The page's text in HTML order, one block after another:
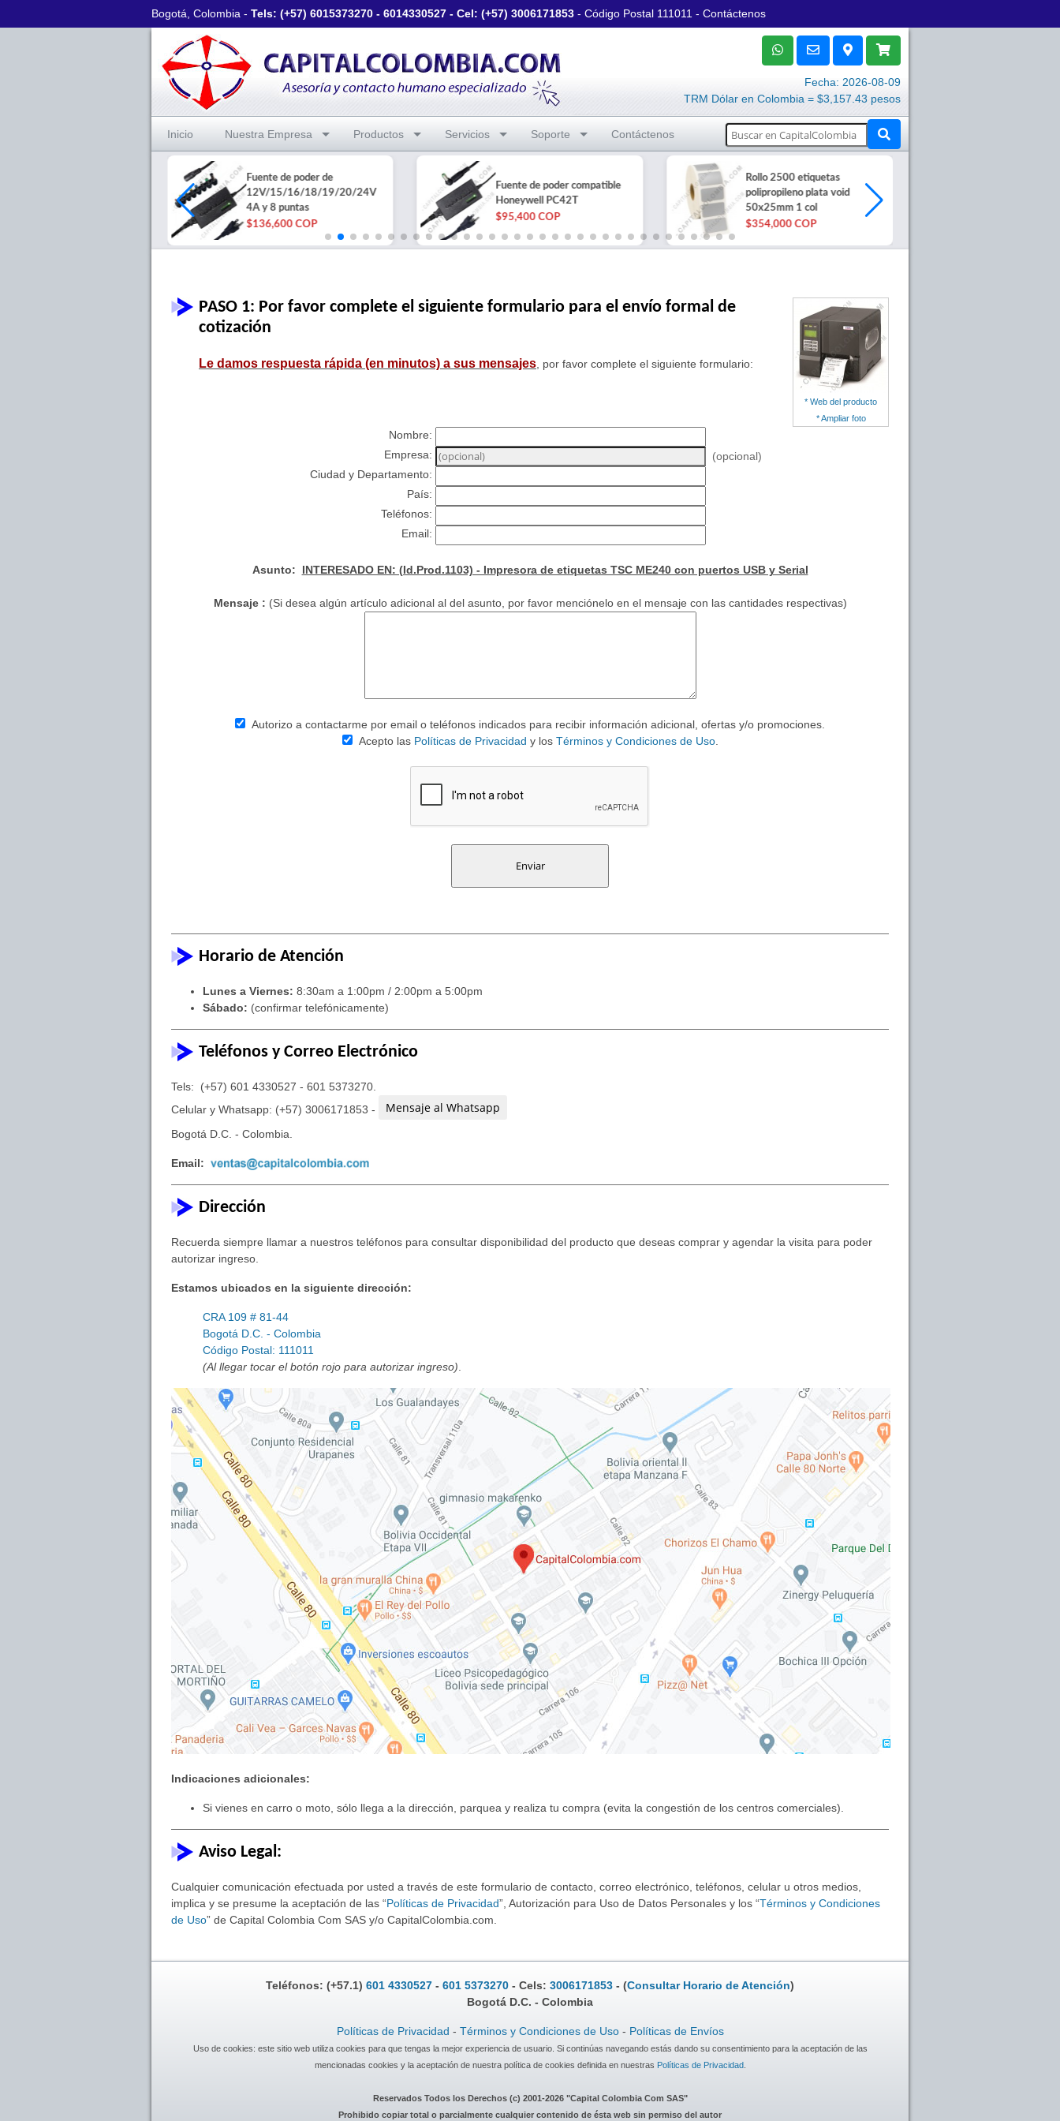
Bogotá, Colombia - Tels: (+57) 6015373270 - 6014330527 - Cel: (+57) 3006171853 - Código Postal 111011 - Contáctenos
Fecha: 2026-08-09
TRM Dólar en Colombia = $3,157.43 pesos
Inicio Nuestra Empresa Productos Servicios Soporte Contáctenos
Fuente de poder de
12V/15/16/18/19/20/24V
4A y 8 puntas
$136,600 COP
Fuente de poder compatible
Honeywell PC42T
$95,400 COP
Rollo 2500 etiquetas
polipropileno plata void
50x25mm 1 col
$354,000 COP
* Web del producto
* Ampliar foto
PASO 1: Por favor complete el siguiente formulario para el envío formal de
cotización
Le damos respuesta rápida (en minutos) a sus mensajes , por favor complete el siguiente formulario:
Nombre:
Empresa:
(opcional)
Ciudad y Departamento:
País:
Teléfonos:
Email:
Asunto: INTERESADO EN: (Id.Prod.1103) - Impresora de etiquetas TSC ME240 con puertos USB y Serial
Mensaje : (Si desea algún artículo adicional al del asunto, por favor menciónelo en el mensaje con las cantidades respectivas)
Autorizo a contactarme por email o teléfonos indicados para recibir información adicional, ofertas y/o promociones.
Acepto las Políticas de Privacidad y los Términos y Condiciones de Uso.
Horario de Atención
Lunes a Viernes: 8:30am a 1:00pm / 2:00pm a 5:00pm
Sábado: (confirmar telefónicamente)
Teléfonos y Correo Electrónico
Tels: (+57) 601 4330527 - 601 5373270.
Celular y Whatsapp: (+57) 3006171853 -
Mensaje al Whatsapp
Bogotá D.C. - Colombia.
Email:
Dirección
Recuerda siempre llamar a nuestros teléfonos para consultar disponibilidad del producto que deseas comprar y agendar la visita para poder
autorizar ingreso.
Estamos ubicados en la siguiente dirección:
CRA 109 # 81-44
Bogotá D.C. - Colombia
Código Postal: 111011
(Al llegar tocar el botón rojo para autorizar ingreso)
Indicaciones adicionales:
Si vienes en carro o moto, sólo llega a la dirección, parquea y realiza tu compra (evita la congestión de los centros comerciales).
Aviso Legal:
Cualquier comunicación efectuada por usted a través de este formulario de contacto, correo electrónico, teléfonos, celular u otros medios,
implica y se presume la aceptación de las “Políticas de Privacidad”, Autorización para Uso de Datos Personales y los “Términos y Condiciones
de Uso” de Capital Colombia Com SAS y/o CapitalColombia.com.
Teléfonos: (+57.1) 601 4330527 - 601 5373270 - Cels: 3006171853 - (Consultar Horario de Atención)
Bogotá D.C. - Colombia
Políticas de Privacidad - Términos y Condiciones de Uso- Políticas de Envíos
Uso de cookies: este sitio web utiliza cookies para que tengas la mejor experiencia de usuario. Si continúas navegando estás dando su consentimiento para la aceptación de las
mencionadas cookies y la aceptación de nuestra política de cookies definida en nuestras Políticas de Privacidad.
Reservados Todos los Derechos (c) 2001-2026 "Capital Colombia Com SAS"
Prohibido copiar total o parcialmente cualquier contenido de ésta web sin permiso del autor